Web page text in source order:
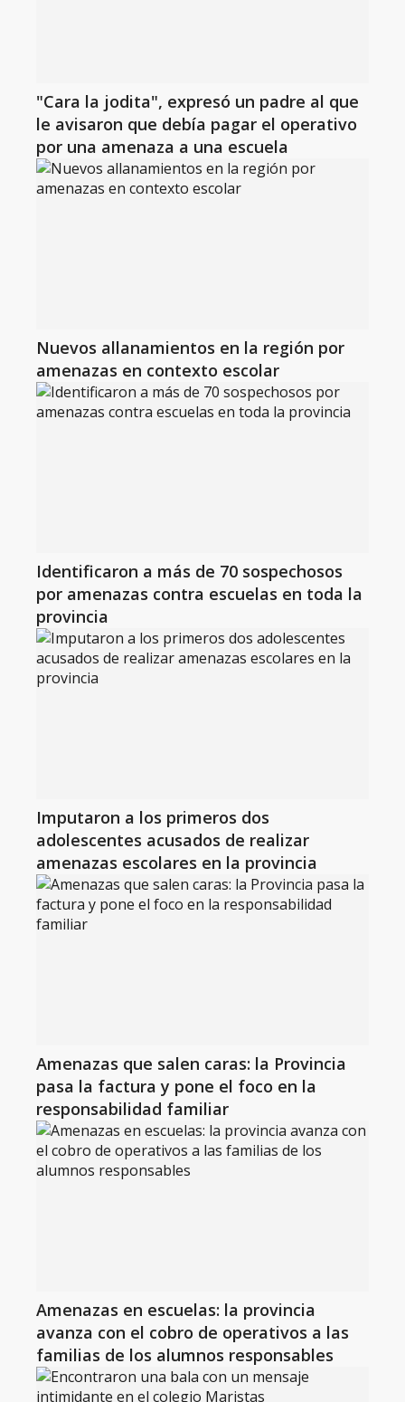
"Cara la jodita", expresó un padre al que
le avisaron que debía pagar el operativo
por una amenaza a una escuela
Nuevos allanamientos en la región por
amenazas en contexto escolar
Identificaron a más de 70 sospechosos
por amenazas contra escuelas en toda la
provincia
Imputaron a los primeros dos
adolescentes acusados de realizar
amenazas escolares en la provincia
Amenazas que salen caras: la Provincia
pasa la factura y pone el foco en la
responsabilidad familiar
Amenazas en escuelas: la provincia
avanza con el cobro de operativos a las
familias de los alumnos responsables